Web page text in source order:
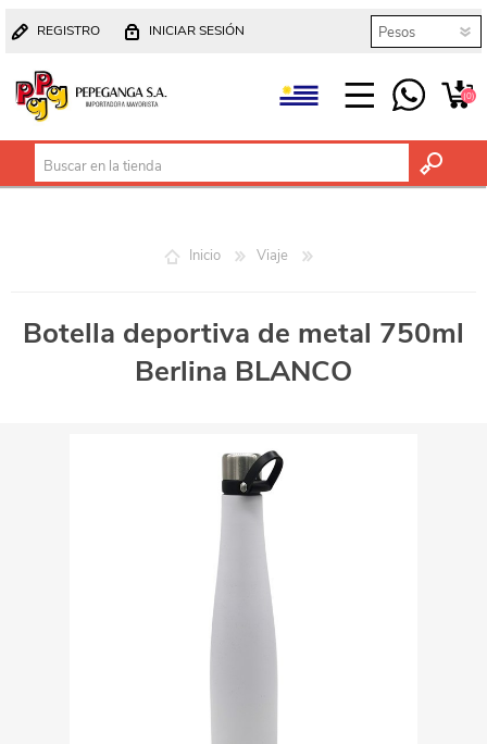
REGISTRO INICIAR SESIÓN
(0)
Inicio Viaje
Botella deportiva de metal 750ml
Berlina BLANCO